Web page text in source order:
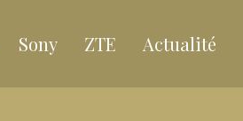
Sony ZTE Actualité